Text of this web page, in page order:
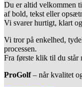
Du er altid velkommen
af bold, tekst eller
Vi svarer hurtigt, klart
Vi tror på enkelhed,
processen.
Fra første klik til du står
ProGolf– når kvalitet